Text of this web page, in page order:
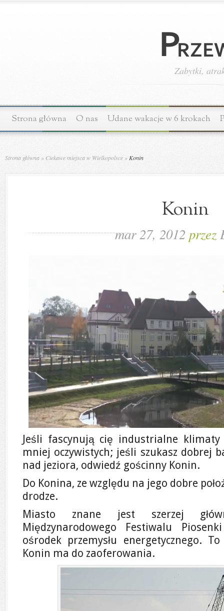
Zabytki,
Strona główna O nas Udane wakacje w 6 krokach
Strona główna » Ciekawe miejsca w Wielkopolsce » Konin
Konin
mar 27, 2012 przez
Jeśli fascynują cię industrialne
mniej oczywistych; jeśli szukasz dobrej
nad jeziora, odwiedź gościnny Konin.
Do Konina, ze względu na jego dobre
drodze.
Miasto znane jest szerzej
Międzynarodowego Festiwalu
ośrodek przemysłu energetycznego.
Konin ma do zaoferowania.